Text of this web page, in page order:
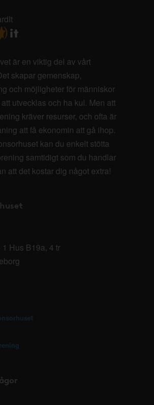
är en viktig del av vårt
skapar gemenskap,
och möjligheter för människor
utvecklas och ha kul. Men att
kräver resurser, och ofta är
att få ekonomin att gå ihop.
kan du enkelt stötta
samtidigt som du handlar
att det kostar dig något extra!
Hus B19a, 4 tr